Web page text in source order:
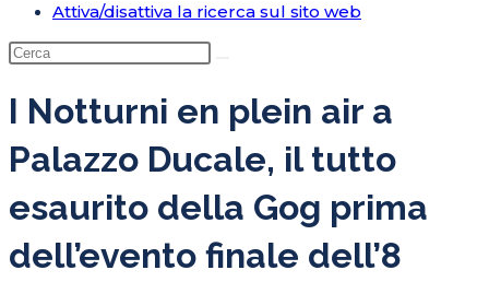
Attiva/disattiva la ricerca sul sito web
I Notturni en plein air a
Palazzo Ducale, il tutto
esaurito della Gog prima
dell’evento finale dell’8